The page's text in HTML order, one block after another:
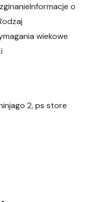
o
wiekowe
2, ps store